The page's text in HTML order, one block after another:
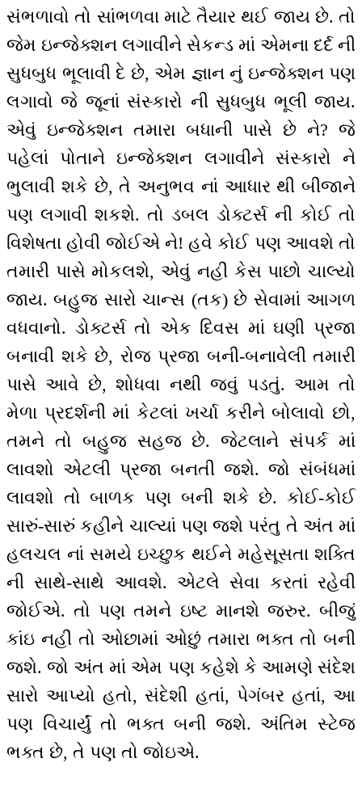
સંભળાવો તો સાંભળવા માટે તૈયાર થઈ જાય છે. તો
જેમ ઇન્જેક્શન લગાવીને સેકન્ડ માં એમના દર્દ ની
સુધબુધ ભૂલાવી દે છે, એમ જ્ઞાન નું ઇન્જેક્શન પણ
લગાવો જે જૂનાં સંસ્કારો ની સુધબુધ ભૂલી જાય.
એવું ઇન્જેક્શન તમારા બધાની પાસે છે ને? જે
પહેલાં પોતાને ઇન્જેક્શન લગાવીને સંસ્કારો ને
ભુલાવી શકે છે, તે અનુભવ નાં આધાર થી બીજાને
પણ લગાવી શકશે. તો ડબલ ડોક્ટર્સ ની કોઈ તો
વિશેષતા હોવી જોઈએ ને! હવે કોઈ પણ આવશે તો
તમારી પાસે મોકલશે, એવું નહીં કેસ પાછો ચાલ્યો
જાય. બહુજ સારો ચાન્સ (તક) છે સેવામાં આગળ
વધવાનો. ડોક્ટર્સ તો એક દિવસ માં ઘણી પ્રજા
બનાવી શકે છે, રોજ પ્રજા બની-બનાવેલી તમારી
પાસે આવે છે, શોધવા નથી જવું પડતું. આમ તો
મેળા પ્રદર્શની માં કેટલાં ખર્ચા કરીને બોલાવો છો,
તમને તો બહુજ સહજ છે. જેટલાને સંપર્ક માં
લાવશો એટલી પ્રજા બનતી જશે. જો સંબંધમાં
લાવશો તો બાળક પણ બની શકે છે. કોઈ-કોઈ
સારું-સારું કહીને ચાલ્યાં પણ જશે પરંતુ તે અંત માં
હલચલ નાં સમયે ઇચ્છુક થઈને મહેસૂસતા શક્તિ
ની સાથે-સાથે આવશે. એટલે સેવા કરતાં રહેવી
જોઈએ. તો પણ તમને ઇ‌ષ્ટ માનશે જરુર. બીજું
કાંઇ નહીં તો ઓછામાં ઓછું તમારા ભક્ત તો બની
જશે. જો અંત માં એમ પણ કહેશે કે આમણે સંદેશ
સારો આપ્યો હતો, સંદેશી હતાં, પેગંબર હતાં, આ
પણ વિચાર્યું તો ભક્ત બની જશે. અંતિમ સ્ટેજ
ભક્ત છે, તે પણ તો જોઇએ.